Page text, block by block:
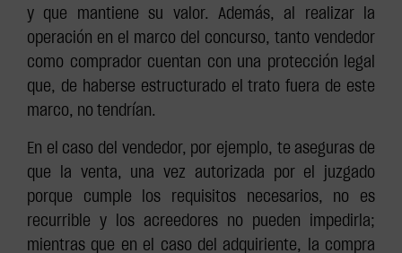
y que mantiene su valor. Además, al realizar la
operación en el marco del concurso, tanto vendedor
como comprador cuentan con una protección legal
que, de haberse estructurado el trato fuera de este
marco, no tendrían.
En el caso del vendedor, por ejemplo, te aseguras de
que la venta, una vez autorizada por el juzgado
porque cumple los requisitos necesarios, no es
recurrible y los acreedores no pueden impedirla;
mientras que en el caso del adquiriente, la compra